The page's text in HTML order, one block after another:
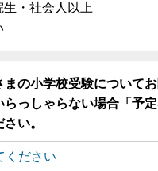
生・社会人以上
まの小学校受験について
らっしゃらない場合「予
い。